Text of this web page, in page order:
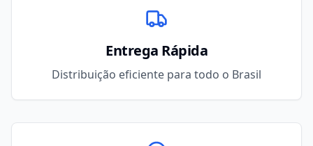
Entrega Rápida
Distribuição eficiente para todo o Brasil